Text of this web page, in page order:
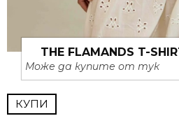
THE FLAMANDS T-
Може да купите от тук
КУПИ